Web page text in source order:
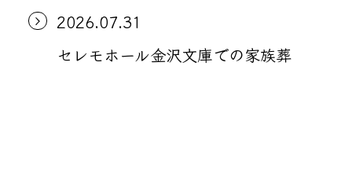
2026.07.31
セレモホール金沢文庫での家族葬